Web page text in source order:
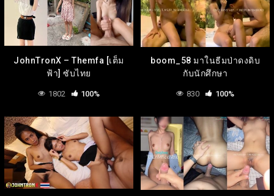
JohnTronX – Themfa [เต็ม
ฟ้า] ซับไทย
1802 100%
boom_58 มาในธีมป่าดงดิบ
กับนักศึกษา
830 100%